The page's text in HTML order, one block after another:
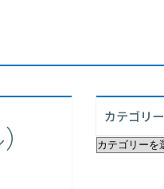
カテゴリー